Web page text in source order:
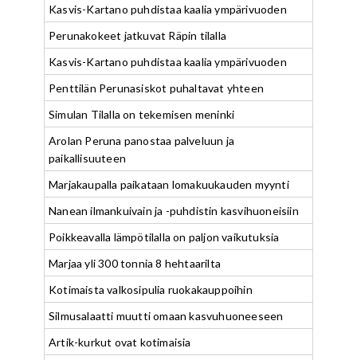
Kasvis-Kartano puhdistaa kaalia ympärivuoden
Perunakokeet jatkuvat Räpin tilalla
Kasvis-Kartano puhdistaa kaalia ympärivuoden
Penttilän Perunasiskot puhaltavat yhteen
Simulan Tilalla on tekemisen meninki
Arolan Peruna panostaa palveluun ja
paikallisuuteen
Marjakaupalla paikataan lomakuukauden myynti
Nanean ilmankuivain ja -puhdistin kasvihuoneisiin
Poikkeavalla lämpötilalla on paljon vaikutuksia
Marjaa yli 300 tonnia 8 hehtaarilta
Kotimaista valkosipulia ruokakauppoihin
Silmusalaatti muutti omaan kasvuhuoneeseen
Artik-kurkut ovat kotimaisia